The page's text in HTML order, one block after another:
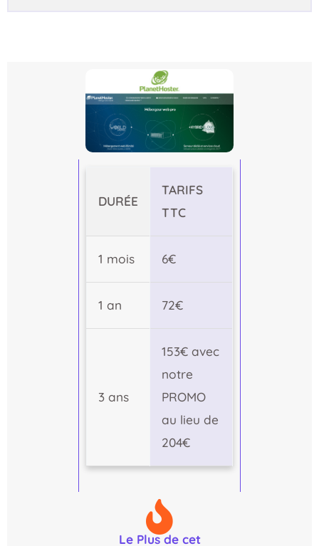
DURÉE
TARIFS
TTC
1 mois 6€
1 an 72€
3 ans
153€ avec
notre
PROMO
au lieu de
204€
Le Plus de cet